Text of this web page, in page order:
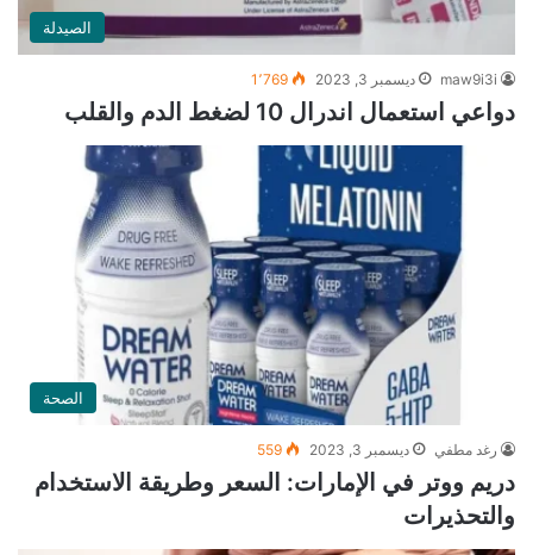
الصيدلة
maw9i3i ديسمبر 3, 2023 1٬769
دواعي استعمال اندرال 10 لضغط الدم والقلب
الصحة
رغد مطفي ديسمبر 3, 2023 559
دريم ووتر في الإمارات: السعر وطريقة الاستخدام
والتحذيرات